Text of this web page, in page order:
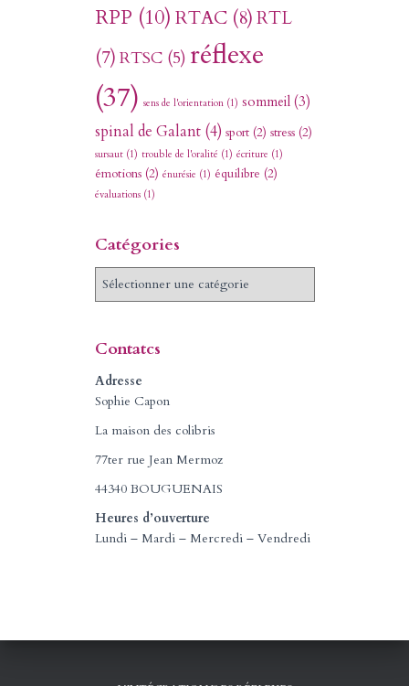
RPP (10) RTAC(8)RTL
(7) RTSC(5) réflexe
(37) sens de l'orientation(1) sommeil(3)
spinal de Galant(4) sport(2) stress(2)
sursaut(1) trouble de l'oralité (1) écriture (1)
émotions(2) énurésie (1) équilibre (2)
évaluations(1)
Catégories
C
g
o
r
e
s
Contatcs
Adresse
Sophie Capon
La maison des colibris
77ter rue Jean Mermoz
44340 BOUGUENAIS
Heures d’ouverture
Lundi – Mardi – Mercredi – Vendredi